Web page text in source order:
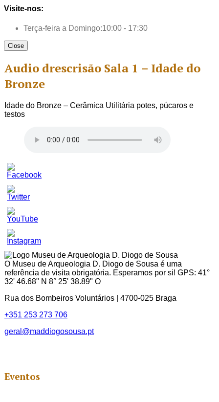
Visite-nos:
Terça-feira a Domingo:10:00 - 17:30
Close
Audio drescrisão Sala 1 – Idade do
Bronze
Idade do Bronze – Cerâmica Utilitária potes, púcaros e
testos
Set
Youtube
Channel
ID
O Museu de Arqueologia D. Diogo de Sousa é uma
referência de visita obrigatória. Esperamos por si! GPS: 41°
32' 46.68" N 8° 25' 38.89" O
Rua dos Bombeiros Voluntários | 4700-025 Braga
+351 253 273 706
geral@maddiogosousa.pt
Eventos